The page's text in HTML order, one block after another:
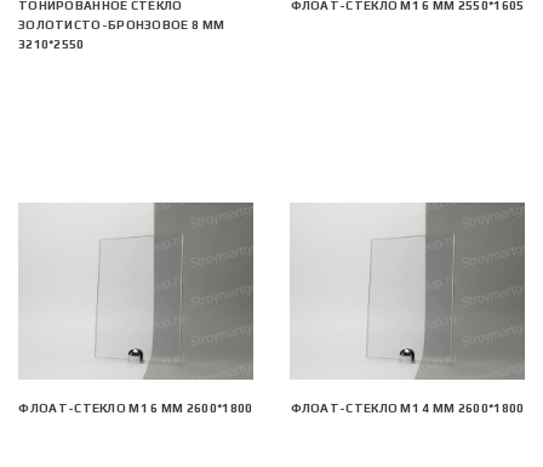
ТОНИРОВАННОЕ СТЕКЛО
ЗОЛОТИСТО-БРОНЗОВОЕ 8 ММ
3210*2550
ФЛОАТ-СТЕКЛО М1 6 ММ 2550*1605
ФЛОАТ-СТЕКЛО М1 6 ММ 2600*1800 ФЛОАТ-СТЕКЛО М1 4 ММ 2600*1800